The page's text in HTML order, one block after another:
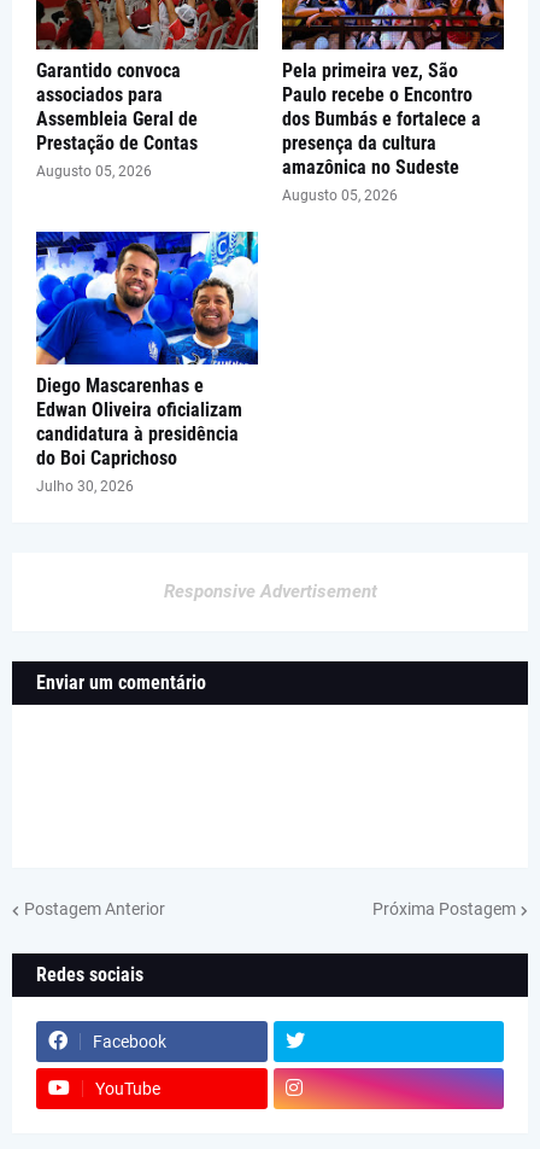
Garantido convoca
associados para
Assembleia Geral de
Prestação de Contas
Augusto 05, 2026
Pela primeira vez, São
Paulo recebe o Encontro
dos Bumbás e fortalece a
presença da cultura
amazônica no Sudeste
Augusto 05, 2026
Diego Mascarenhas e
Edwan Oliveira oficializam
candidatura à presidência
do Boi Caprichoso
Julho 30, 2026
Responsive Advertisement
Enviar um comentário
Postagem Anterior Próxima Postagem
Redes sociais
Facebook
YouTube